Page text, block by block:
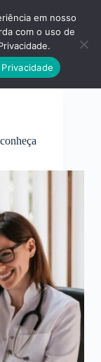
em nosso
com o uso de